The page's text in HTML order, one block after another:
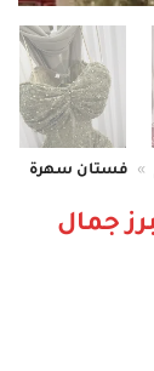
»
فستان سهرة
جمال